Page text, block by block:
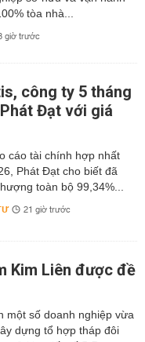
tòa nhà...
giờ trước
công ty 5 tháng
Đạt với giá
cáo tài chính hợp nhất
Phát Đạt cho biết đã
toàn bộ 99,34%...
21 giờ trước
Kim Liên được đề
một số doanh nghiệp vừa
dựng tổ hợp tháp đôi